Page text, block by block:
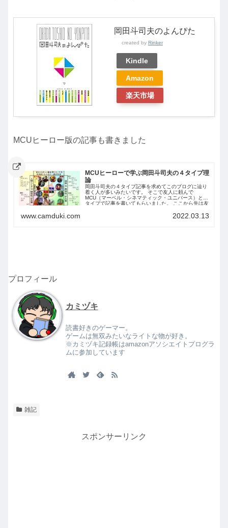
岡田斗司夫のよんぴた
created by Rinker
Kindle
Amazon
楽天市場
MCUヒーロー版の記事も書きました
MCUヒーローで学ぶ岡田斗司夫の４タイプ理
論
岡田斗司夫の４タイプ記事を求めてこのブログに辿り
着く人が多いみたいです。 そこで友人に頼んで
MCU（マーベル・シネマティック・ユニバース）と４
タイプで記事を書いてもらいました。 ここから先は友
www.camduki.com 2022.03.13
プロフィール
カミヅキ
読書好きのゲーマー。
ゲームは無双みたいなライトな物が好き。
※カミヅキ記録帳はamazonアソシエイトプログラ
ムに参加しています
雑記
スポンサーリンク